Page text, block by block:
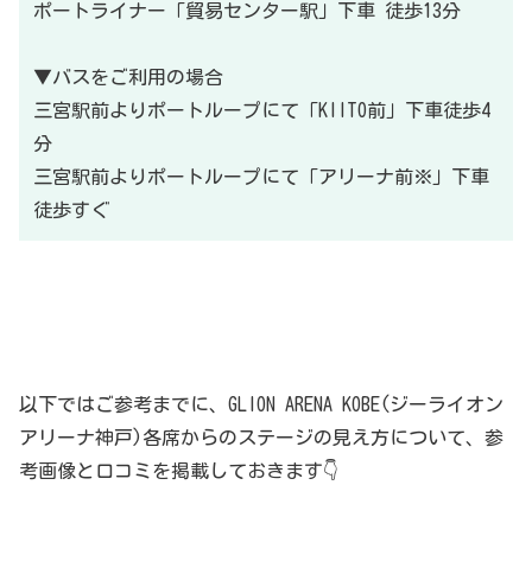
ポートライナー「貿易センター駅」下車 徒歩13分
▼バスをご利用の場合
三宮駅前よりポートループにて「KIITO前」下車徒歩4
分
三宮駅前よりポートループにて「アリーナ前※」下車
徒歩すぐ
以下ではご参考までに、GLION ARENA KOBE(ジーライオン
アリーナ神戸)各席からのステージの見え方について、参
考画像と口コミを掲載しておきます👇